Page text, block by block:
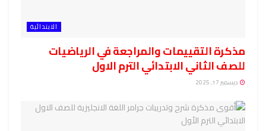
الابتدائية
مذكرة التقييمات والمراجعة في الرياضيات
للصف الثاني الابتدائي الترم الاول
ديسمبر 17, 2025